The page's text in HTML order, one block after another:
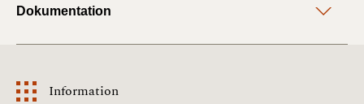
Dokumentation
Information